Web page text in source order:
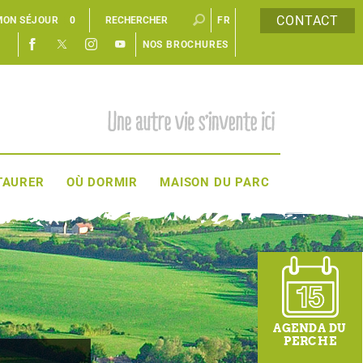
CONTACT
EN
FR
SÉJOUR 0
NOS BROCHURES
OÙ DORMIR MAISON DU PARC
AGENDA DU
PERCHE